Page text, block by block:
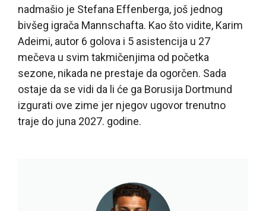
nadmašio je Stefana Effenberga, još jednog
bivšeg igrača Mannschafta. Kao što vidite, Karim
Adeimi, autor 6 golova i 5 asistencija u 27
mečeva u svim takmičenjima od početka
sezone, nikada ne prestaje da ogorčen. Sada
ostaje da se vidi da li će ga Borusija Dortmund
izgurati ove zime jer njegov ugovor trenutno
traje do juna 2027. godine.